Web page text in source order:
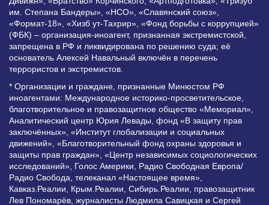
им. Степана Бандеры», «НСО», «Славянский союз»,
«Формат-18», «Хизб ут-Тахрир», «Фонд борьбы с коррупцией»
(ФБК) – организация-иноагент, признанная экстремистской,
запрещена в РФ и ликвидирована по решению суда; её
основатель Алексей Навальный включён в перечень
террористов и экстремистов.
* Организации и граждане, признанные Минюстом РФ
иноагентами: Международное историко-просветительское,
благотворительное и правозащитное общество «Мемориал»,
Аналитический центр Юрия Левады, фонд «В защиту прав
заключённых», «Институт глобализации и социальных
движений», «Благотворительный фонд охраны здоровья и
защиты прав граждан», «Центр независимых социологических
исследований», Голос Америки, Радио Свободная Европа/
Радио Свобода, телеканал «Настоящее время»,
Кавказ.Реалии, Крым.Реалии, Сибирь.Реалии, правозащитник
Лев Пономарёв, журналисты Людмила Савицкая и Сергей